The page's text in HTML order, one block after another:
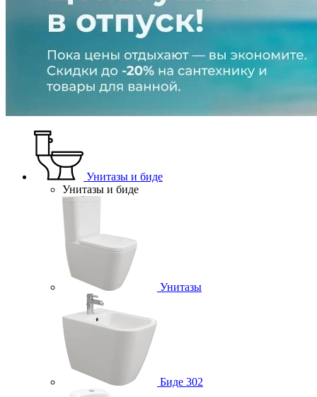
Унитазы и биде
Унитазы и биде
Унитазы
Биде 302